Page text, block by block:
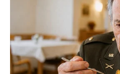
Fahrradtouren
Der größte
veröffentlicht
Fahrradrouten
flächendeckend geführte